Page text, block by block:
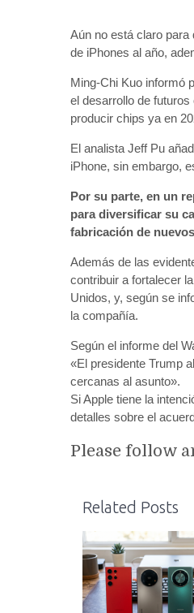
Aún no está claro para
de iPhones al año,
Ming-Chi Kuo informó
el desarrollo de
producir chips ya en
El analista Jeff Pu
iPhone, sin embargo,
Por su parte, en un
para diversificar su
fabricación de
Además de las
contribuir a fortalecer
Unidos, y, según se
la compañía.
Según el informe del
«El presidente Trump
cercanas al asunto».
Si Apple tiene la
detalles sobre el
Please follow
Related Posts